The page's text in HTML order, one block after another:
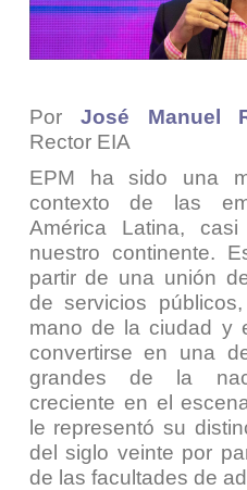
Por José Manuel
Rector EIA
EPM ha sido una
contexto de las
América Latina,
nuestro continente.
partir de una unión
de servicios
mano de la ciudad y
convertirse en una
grandes de la
creciente en el
le representó su
del siglo veinte por
de las facultades de